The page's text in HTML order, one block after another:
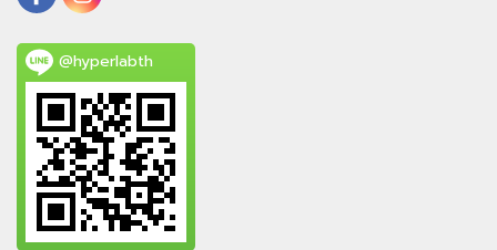
@hyperlabth